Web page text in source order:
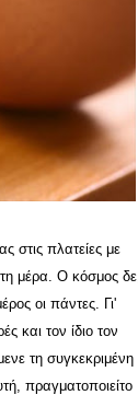
στις πλατείες με
μέρα. Ο κόσμος δε,
οι πάντες. Γι'
και τον ίδιο τον
τη συγκεκριμένη
πραγματοποιείτο